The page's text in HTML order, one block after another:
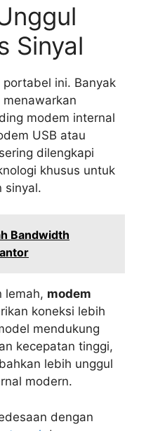
Sinyal
ini. Banyak
modem internal
USB atau
dilengkapi
khusus untuk
sinyal.
Bandwidth
lemah, modem
koneksi lebih
mendukung
kecepatan tinggi,
lebih unggul
modern.
dengan